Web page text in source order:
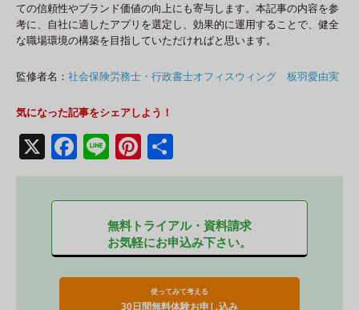
ての信頼性やブランド価値の向上にも寄与します。本記事の内容を参
考に、自社に適したアプリを選定し、効果的に運用することで、健全
な職場環境の構築を目指していただければと思います。
監修者名： 社会保険労務士・行政書士オフィスウィング 板羽愛由実
気になった記事をシェアしよう！
X
F
a
c
b
o
Li
n
e
Pi
nt
er
e
st
有
無料トライアル・資料請求
お気軽にお申込み下さい。
使ってみて考える
30日間無料体験お申し込み